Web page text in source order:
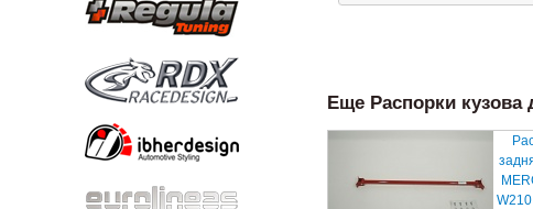
Еще Распорки кузова